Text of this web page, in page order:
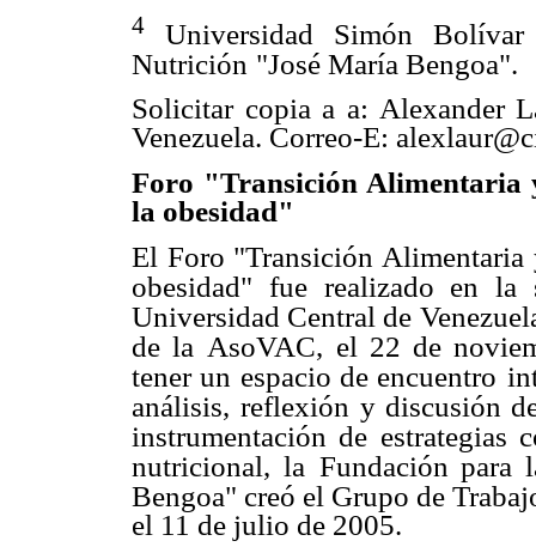
4
Universidad Simón
Nutrición "José María Bengoa".
Solicitar copia a a: Alexander
Venezuela. Correo-E:
Foro "Transición
la obesidad"
El Foro "Transición
obesidad" fue realizado en la
Universidad Central de
de la AsoVAC, el 22 de
tener un espacio de encuentro
análisis, reflexión y discusión
instrumentación de estrategias
nutricional, la Fundación para
Bengoa" creó el Grupo de
el 11 de julio de 2005.